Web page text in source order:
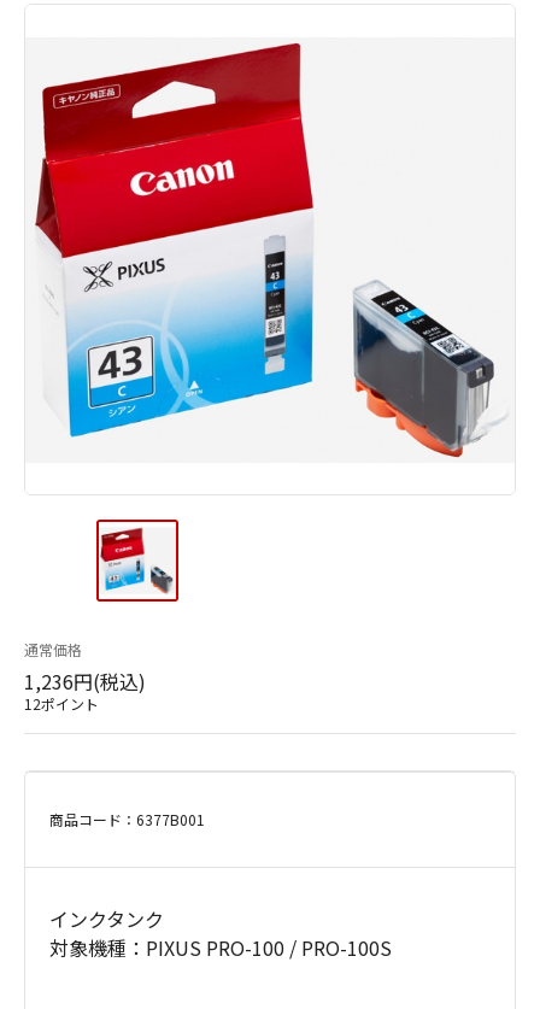
通常価格
1,236円(税込)
12ポイント
商品コード：6377B001
インクタンク
対象機種：PIXUS PRO-100 / PRO-100S